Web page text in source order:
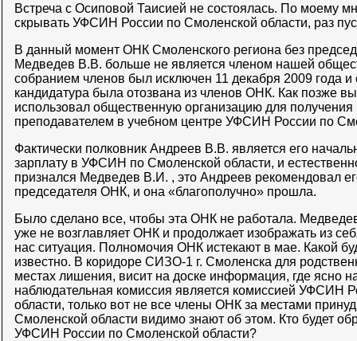
Встреча с Осиповой Таисией не состоялась. По моему
скрывать УФСИН России по Смоленской области, раз
В данный момент ОНК Смоленского региона без
Медведев В.В. больше не является членом нашей
собранием членов был исключен 11 декабря 2009 года и
кандидатура была отозвана из членов ОНК. Как позже
использовал общественную организацию для
преподавателем в учебном центре УФСИН России по
Фактически полковник Андреев В.В. является его
зарплату в УФСИН по Смоленской области, и
признался Медведев В.И. , это Андреев рекомендовал
председателя ОНК, и она «благополучно» прошла.
Было сделано все, чтобы эта ОНК не работала.
уже не возглавляет ОНК и продолжает изображать из
нас ситуация. Полномочия ОНК истекают в мае. Какой
известно. В коридоре СИЗО-1 г. Смоленска для
местах лишения, висит на доске информация, где ясно
наблюдательная комиссия является комиссией УФСИН
области, только вот не все члены ОНК за местами
Смоленской области видимо знают об этом. Кто будет
УФСИН России по Смоленской области?